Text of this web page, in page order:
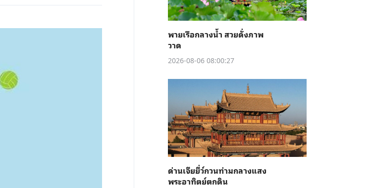
พายเรือกลางน้ำ สวยดั่งภาพ
วาด
2026-08-06 08:00:27
ด่านเจียยี่ว์กวนท่ามกลางแสง
พระอาทิตย์ตกดิน